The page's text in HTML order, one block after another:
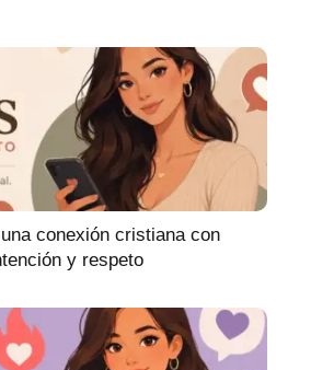
conexión cristiana con
y respeto